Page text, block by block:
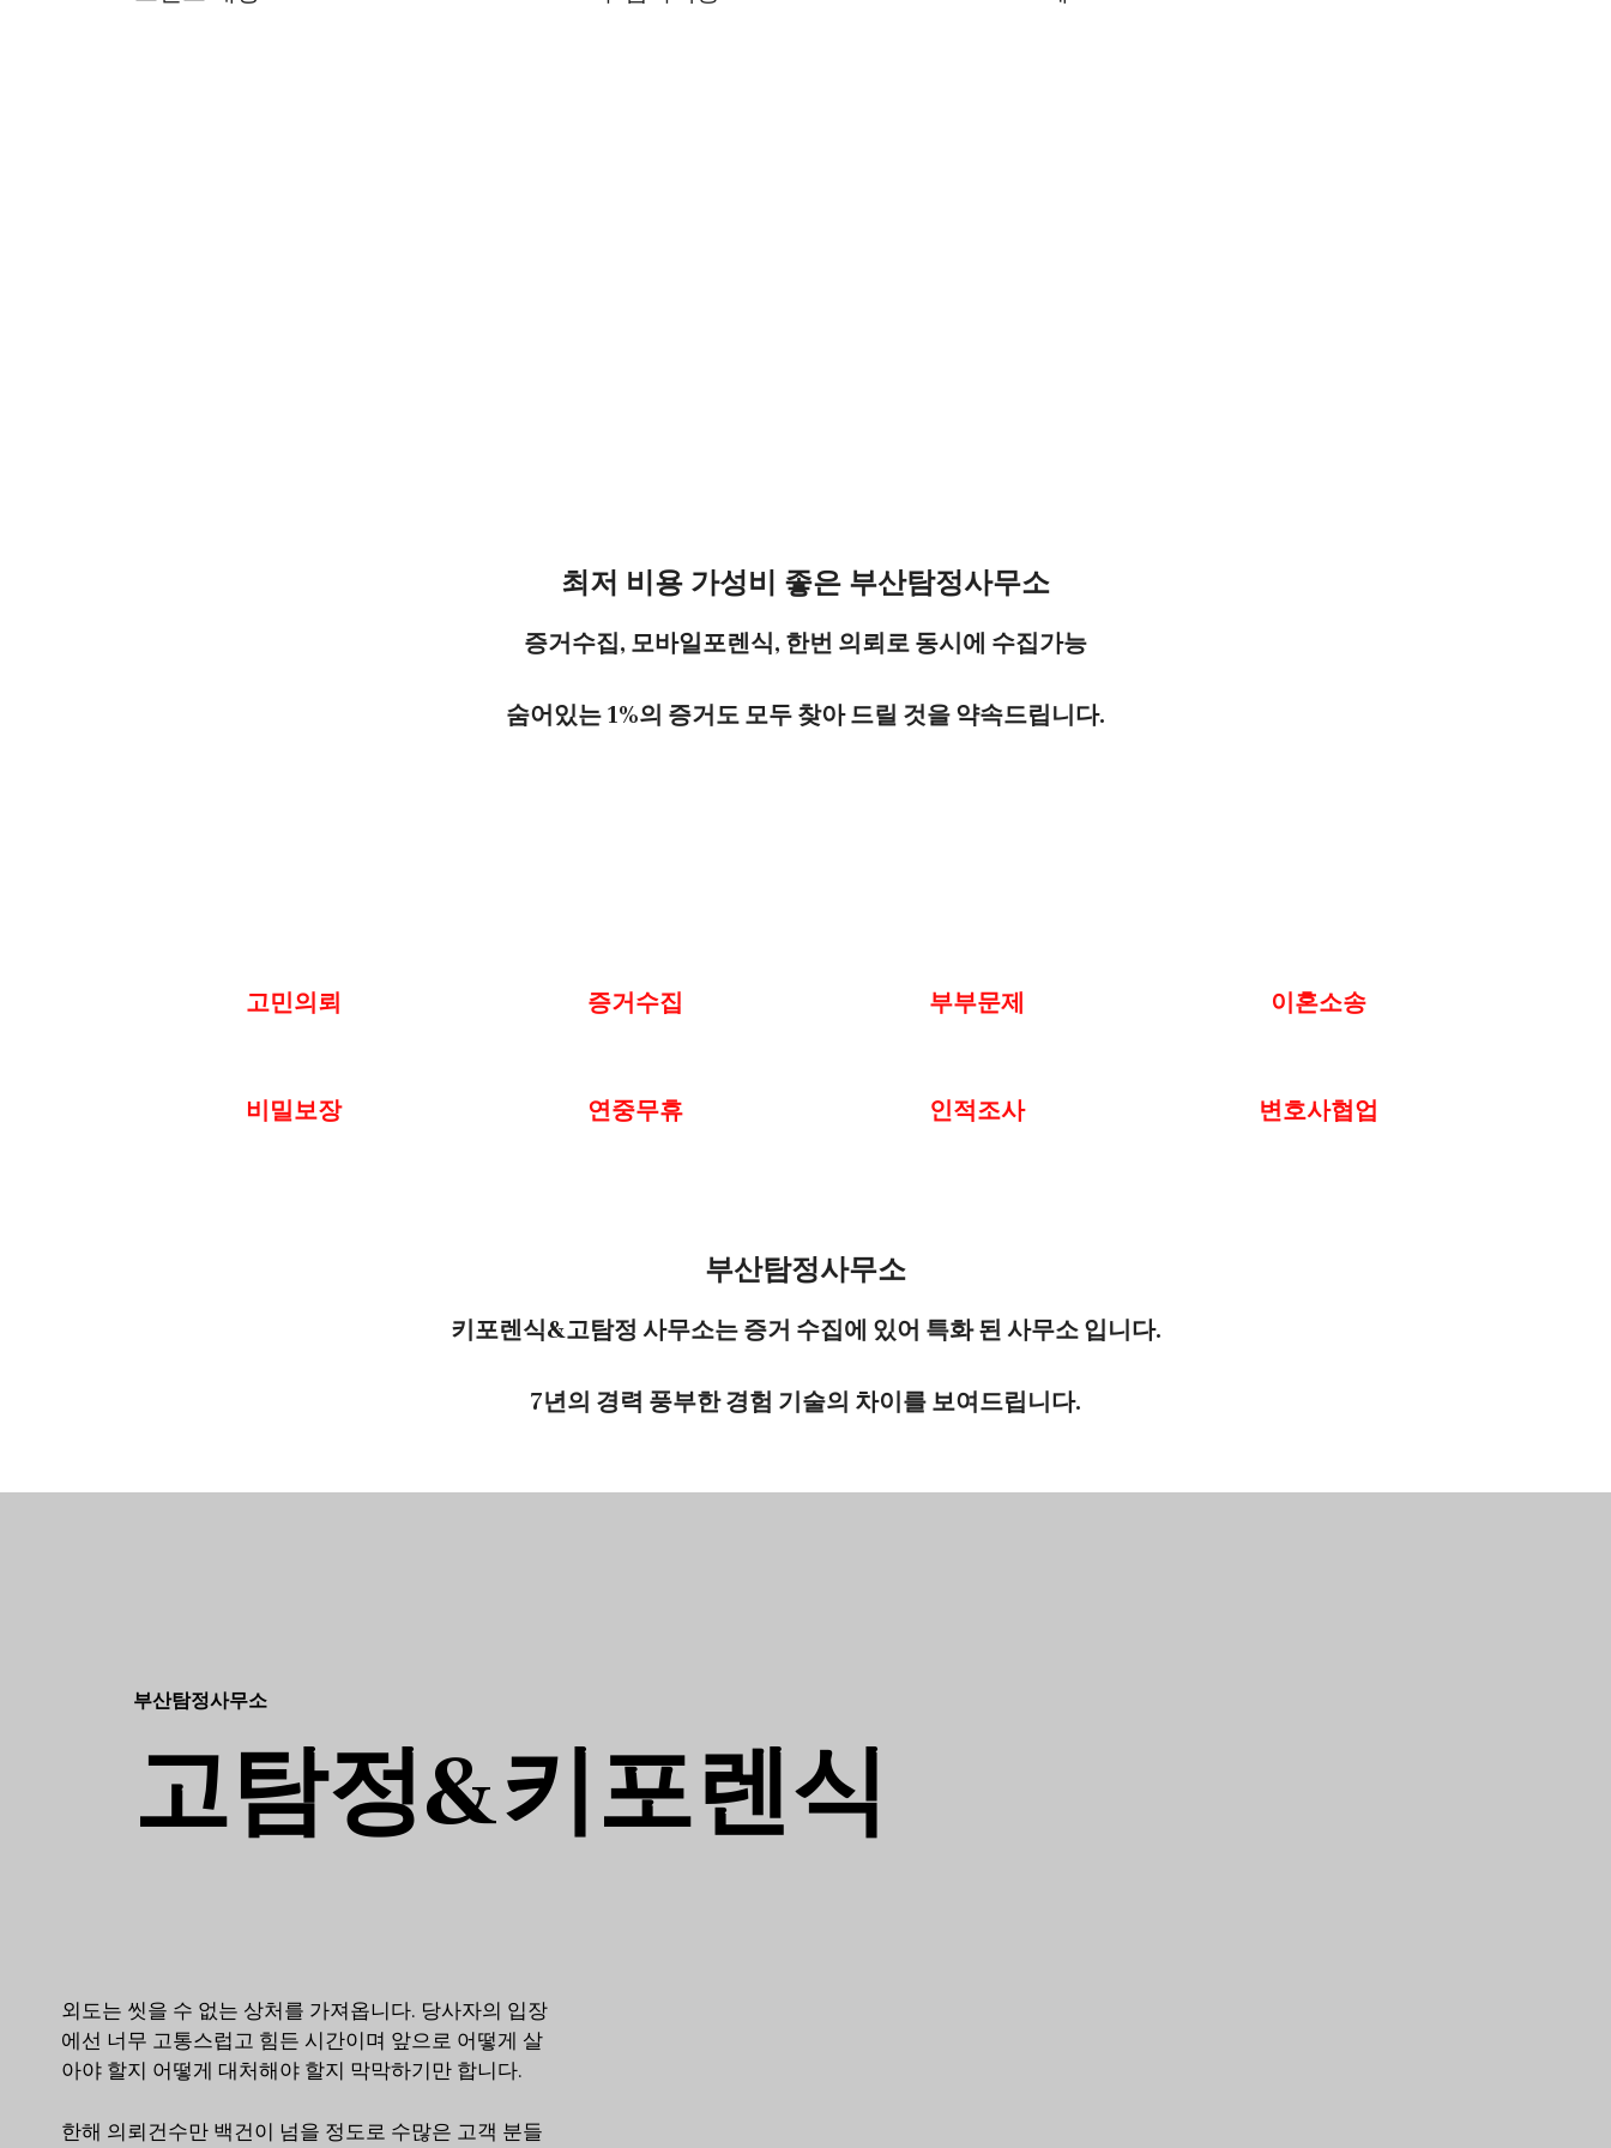
최저 비용 가성비 좋은 부산탐정사무소
증거수집, 모바일포렌식, 한번 의뢰로 동시에 수집가능
숨어있는 1%의 증거도 모두 찾아 드릴 것을 약속드립니다.
고민의뢰 증거수집 부부문제 이혼소송
비밀보장 연중무휴 인적조사 변호사협업
부산탐정사무소
키포렌식&고탐정 사무소는 증거 수집에 있어 특화 된 사무소 입니다.
7년의 경력 풍부한 경험 기술의 차이를 보여드립니다.
부산탐정사무소
고탐정&키포렌식
외도는 씻을 수 없는 상처를 가져옵니다. 당사자의 입장
에선 너무 고통스럽고 힘든 시간이며 앞으로 어떻게 살
아야 할지 어떻게 대처해야 할지 막막하기만 합니다.
한해 의뢰건수만 백건이 넘을 정도로 수많은 고객 분들